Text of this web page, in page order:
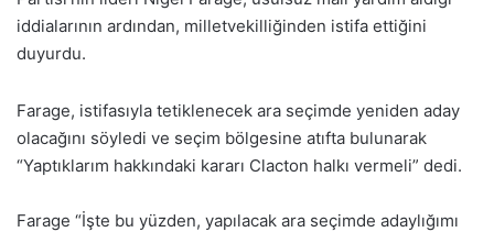
iddialarının ardından, milletvekilliğinden istifa ettiğini
duyurdu.
Farage, istifasıyla tetiklenecek ara seçimde yeniden aday
olacağını söyledi ve seçim bölgesine atıfta bulunarak
“Yaptıklarım hakkındaki kararı Clacton halkı vermeli” dedi.
Farage “İşte bu yüzden, yapılacak ara seçimde adaylığımı